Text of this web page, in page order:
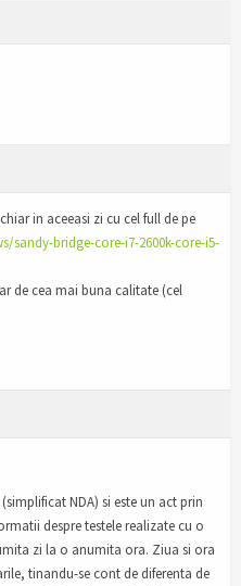
in aceeasi zi cu cel full de pe
bridge-core-i7-2600k-core-i5-
de cea mai buna calitate (cel
NDA) si este un act prin
despre testele realizate cu o
zi la o anumita ora. Ziua si ora
tinandu-se cont de diferenta de